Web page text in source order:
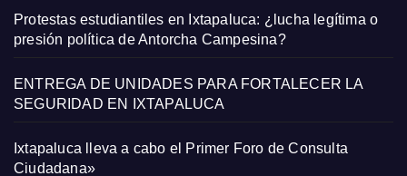
Protestas estudiantiles en Ixtapaluca: ¿lucha legítima o
presión política de Antorcha Campesina?
ENTREGA DE UNIDADES PARA FORTALECER LA
SEGURIDAD EN IXTAPALUCA
Ixtapaluca lleva a cabo el Primer Foro de Consulta
Ciudadana»